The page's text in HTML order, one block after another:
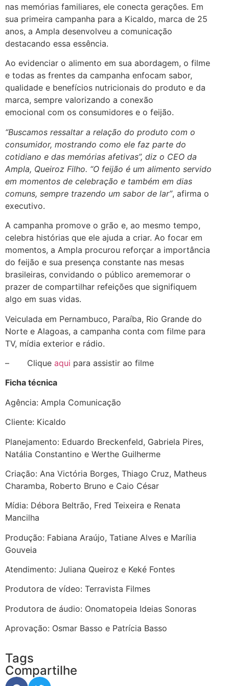
nas memórias familiares, ele conecta gerações. Em
sua primeira campanha para a Kicaldo, marca de 25
anos, a Ampla desenvolveu a comunicação
destacando essa essência.
Ao evidenciar o alimento em sua abordagem, o filme
e todas as frentes da campanha enfocam sabor,
qualidade e benefícios nutricionais do produto e da
marca, sempre valorizando a conexão
emocional com os consumidores e o feijão.
“Buscamos ressaltar a relação do produto com o
consumidor, mostrando como ele faz parte do
cotidiano e das memórias afetivas”, diz o CEO da
Ampla, Queiroz Filho. “O feijão é um alimento servido
em momentos de celebração e também em dias
comuns, sempre trazendo um sabor de lar”, afirma o
executivo.
A campanha promove o grão e, ao mesmo tempo,
celebra histórias que ele ajuda a criar. Ao focar em
momentos, a Ampla procurou reforçar a importância
do feijão e sua presença constante nas mesas
brasileiras, convidando o público arememorar o
prazer de compartilhar refeições que signifiquem
algo em suas vidas.
Veiculada em Pernambuco, Paraíba, Rio Grande do
Norte e Alagoas, a campanha conta com filme para
TV, mídia exterior e rádio.
– Clique aqui para assistir ao filme
Ficha técnica
Agência: Ampla Comunicação
Cliente: Kicaldo
Planejamento: Eduardo Breckenfeld, Gabriela Pires,
Natália Constantino e Werthe Guilherme
Criação: Ana Victória Borges, Thiago Cruz, Matheus
Charamba, Roberto Bruno e Caio César
Mídia: Débora Beltrão, Fred Teixeira e Renata
Mancilha
Produção: Fabiana Araújo, Tatiane Alves e Marília
Gouveia
Atendimento: Juliana Queiroz e Keké Fontes
Produtora de vídeo: Terravista Filmes
Produtora de áudio: Onomatopeia Ideias Sonoras
Aprovação: Osmar Basso e Patrícia Basso
Tags
Compartilhe